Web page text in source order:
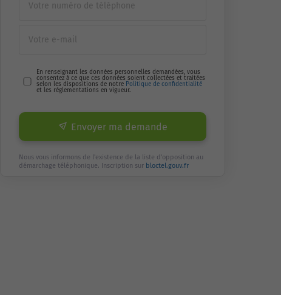
En renseignant les données personnelles demandées, vous
consentez à ce que ces données soient collectées et traitées
selon les dispositions de notre Politique de confidentialité
et les réglementations en vigueur.
Envoyer ma demande
Nous vous informons de l'existence de la liste d'opposition au
démarchage téléphonique. Inscription sur bloctel.gouv.fr